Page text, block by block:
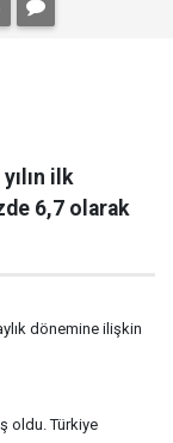
ilk
6,7 olarak
dönemine ilişkin
oldu. Türkiye